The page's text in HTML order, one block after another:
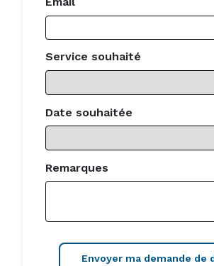
Service souhaité
Date souhaitée
Remarques
Envoyer ma demande de